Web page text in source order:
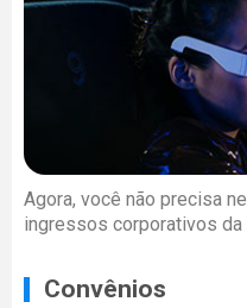
Agora, você não precisa
ingressos corporativos da
Convênios